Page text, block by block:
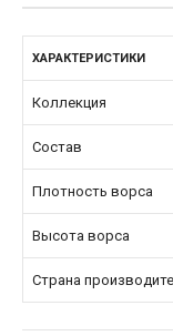
ХАРАКТЕРИСТИКИ
Коллекция
Состав
Плотность ворса
Высота ворса
Страна